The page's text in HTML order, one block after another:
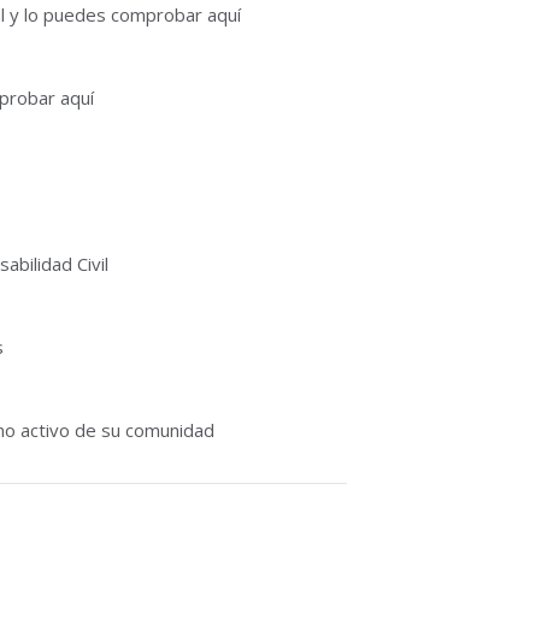
lo puedes comprobar aquí
aquí
Civil
activo de su comunidad